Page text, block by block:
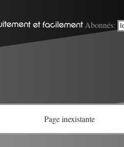
Abonnés:
Page inexistante